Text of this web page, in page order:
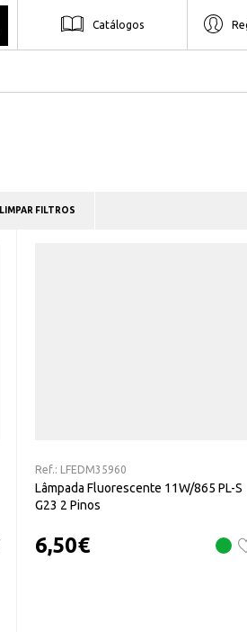
Catálogos
LIMPAR FILTROS
Ref.: LFEDM35960
Lâmpada Fluorescente 11W/865 PL-S
G23 2 Pinos
6,50€